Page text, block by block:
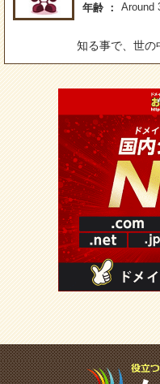
年齢
Around
知る事で、世の